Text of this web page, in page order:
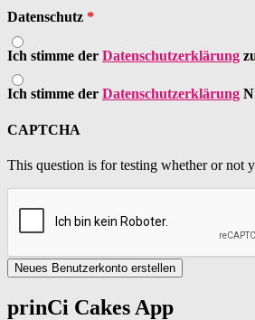
Datenschutz *
Ich stimme der Datenschutzerklärung
Ich stimme der Datenschutzerklärung
CAPTCHA
This question is for testing whether or not
Neues Benutzerkonto erstellen
prinCi Cakes App